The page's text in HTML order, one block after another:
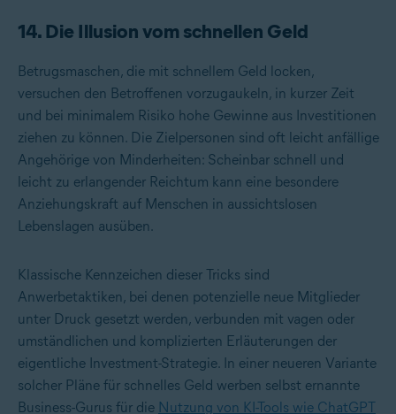
14. Die Illusion vom schnellen Geld
Betrugsmaschen, die mit schnellem Geld locken,
versuchen den Betroffenen vorzugaukeln, in kurzer Zeit
und bei minimalem Risiko hohe Gewinne aus Investitionen
ziehen zu können. Die Zielpersonen sind oft leicht anfällige
Angehörige von Minderheiten: Scheinbar schnell und
leicht zu erlangender Reichtum kann eine besondere
Anziehungskraft auf Menschen in aussichtslosen
Lebenslagen ausüben.
Klassische Kennzeichen dieser Tricks sind
Anwerbetaktiken, bei denen potenzielle neue Mitglieder
unter Druck gesetzt werden, verbunden mit vagen oder
umständlichen und komplizierten Erläuterungen der
eigentliche Investment-Strategie. In einer neueren Variante
solcher Pläne für schnelles Geld werben selbst ernannte
Business-Gurus für die Nutzung von KI-Tools wie ChatGPT